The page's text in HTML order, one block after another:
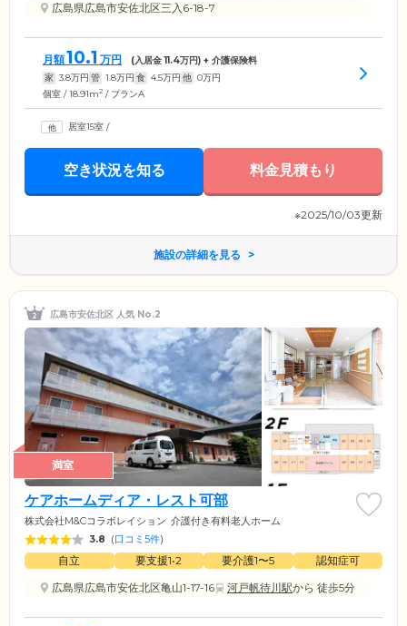
広島県広島市安佐北区三入6-18-7
月額10.1 万円 (入居金11.4万円) + 介護保険料
家 3.8万円 管 1.8万円 食 4.5万円 他 0万円
個室 / 18.91m2 / プランA
居室15室 /
空き状況を知る 料金見積もり
※2025/10/03更新
施設の詳細を見る
広島市安佐北区 人気 No.2
満室
ケアホームディア・レスト可部
株式会社M&Cコラボレイション 介護付き有料老人ホーム
3.8 (口コミ5件)
自立 要支援1•2 要介護1〜5
認知症可
広島県広島市安佐北区亀山1-17-16
河戸帆待川駅から 徒歩5分